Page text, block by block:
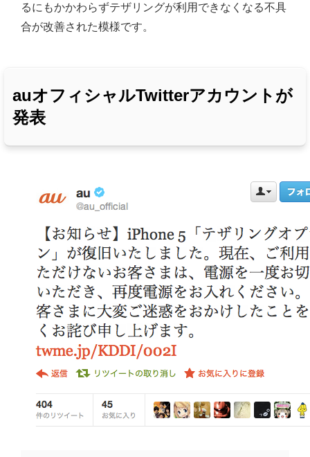
るにもかかわらずテザリングが利用できなくなる不具
合が改善された模様です。
auオフィシャルTwitterアカウントが
発表